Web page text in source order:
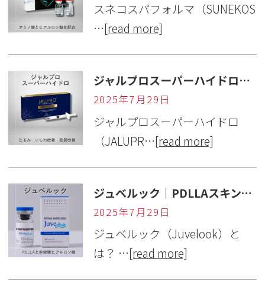
スネコスパフォルマ（SUNEKOS
…[read more]
ジャルプロスーパーハイドロ｜自然なリフトアップと肌質改善の注入治療【岐阜・カメリア美容皮ふ科】
2025年7月29日
ジャルプロスーパーハイドロ
（JALUPR…[read more]
ジュベルック｜PDLLAスキンブースターで赤み・毛穴・肌質改善【岐阜・カメリア美容皮ふ科】
2025年7月29日
ジュベルック（Juvelook）と
は？ …[read more]